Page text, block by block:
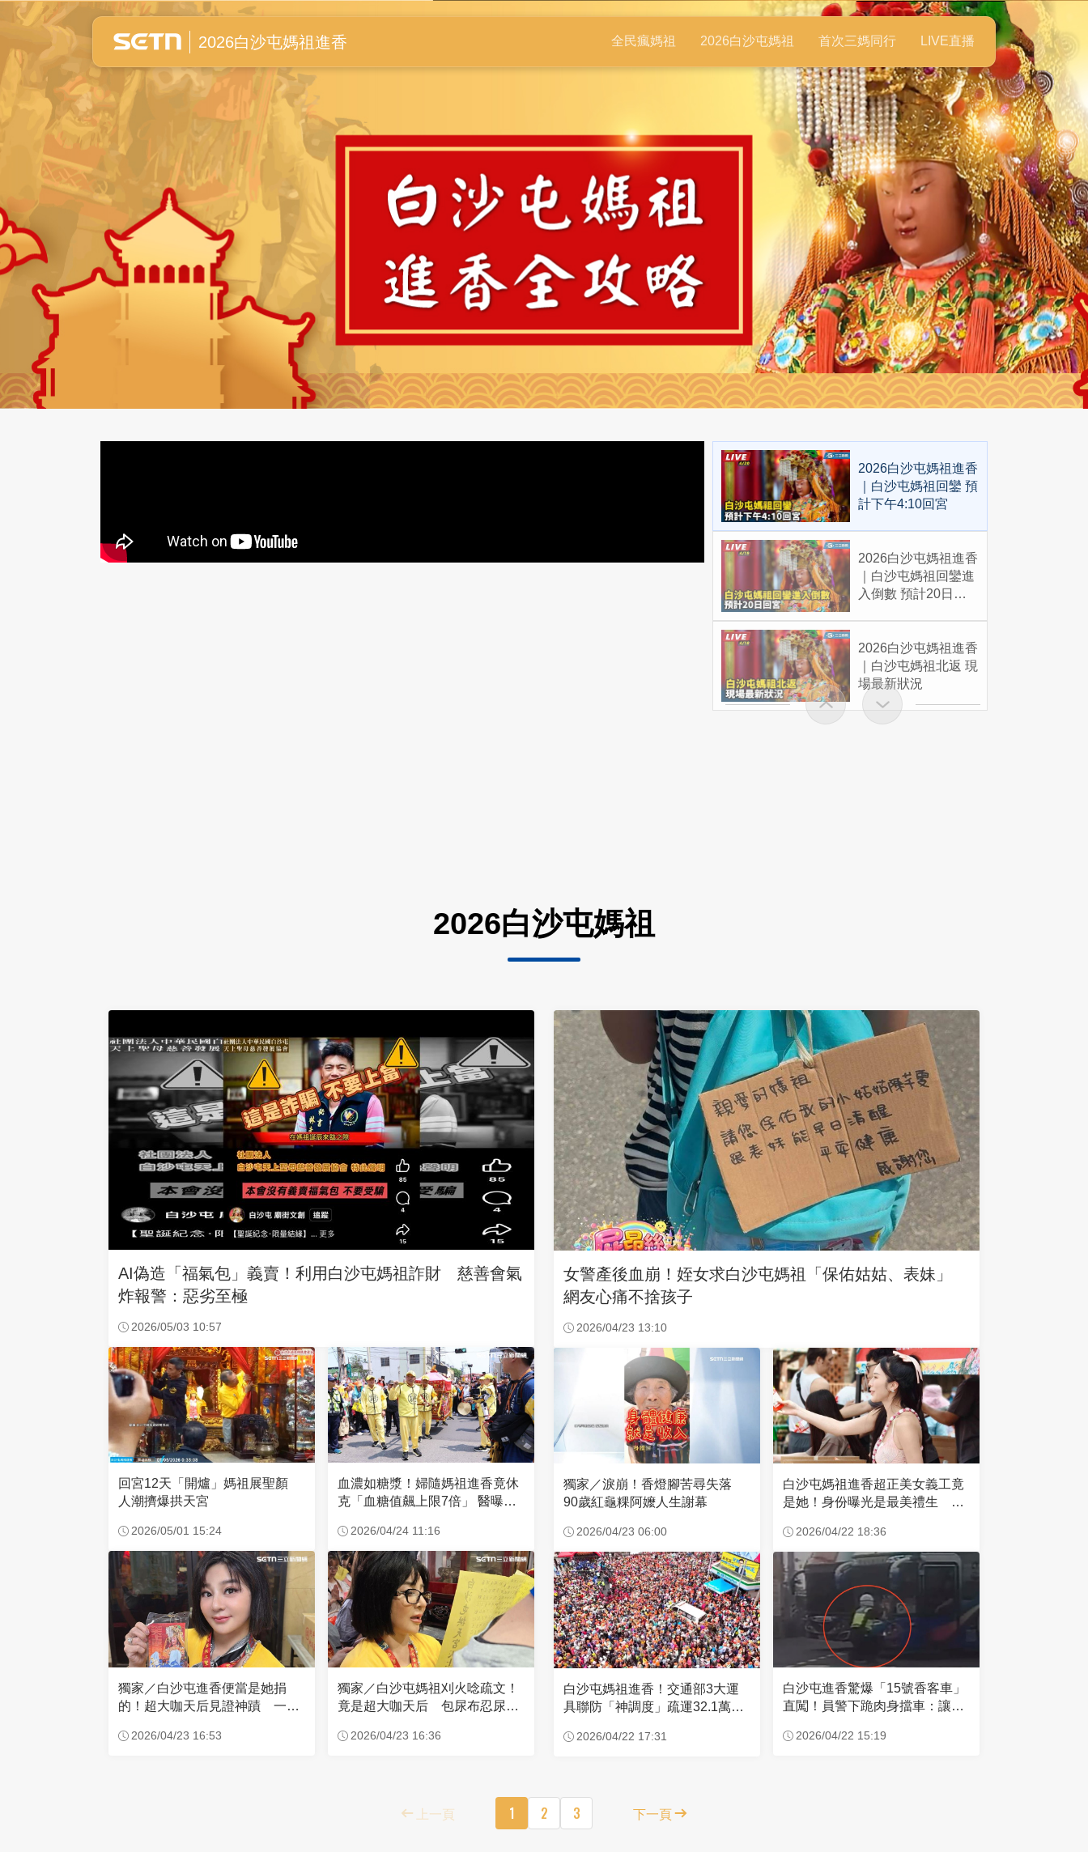
白沙屯媽祖進香全紀錄
2026白沙屯媽祖進香 全民瘋媽祖 2026白沙屯媽祖 首次三媽同行 LIVE直播
2026白沙屯媽祖進香
｜白沙屯媽祖回鑾 預
計下午4:10回宮
2026白沙屯媽祖進香
｜白沙屯媽祖回鑾進
入倒數 預計20日回
2026白沙屯媽祖進香
｜白沙屯媽祖北返 現
場最新狀況
2026白沙屯媽祖
AI偽造「福氣包」義賣！利用白沙屯媽祖詐財 慈善會氣
炸報警：惡劣至極
2026/05/03 10:57
回宮12天「開爐」媽祖展聖顏
人潮擠爆拱天宮
2026/05/01 15:24
血濃如糖漿！婦隨媽祖進香竟休
克「血糖值飆上限7倍」 醫曝原
2026/04/24 11:16
獨家／白沙屯進香便當是她捐
的！超大咖天后見證神蹟 一靠
2026/04/23 16:53
獨家／白沙屯媽祖刈火唸疏文！
竟是超大咖天后 包尿布忍尿5
2026/04/23 16:36
女警產後血崩！姪女求白沙屯媽祖「保佑姑姑、表妹」
網友心痛不捨孩子
2026/04/23 13:10
獨家／淚崩！香燈腳苦尋失落
90歲紅龜粿阿嬤人生謝幕
2026/04/23 06:00
白沙屯媽祖進香超正美女義工竟
是她！身份曝光是最美禮生 一
2026/04/22 18:36
白沙屯媽祖進香！交通部3大運
具聯防「神調度」疏運32.1萬創
2026/04/22 17:31
白沙屯進香驚爆「15號香客車」
直闖！員警下跪肉身擋車：讓行
2026/04/22 15:19
上一頁 1 2 3 下一頁